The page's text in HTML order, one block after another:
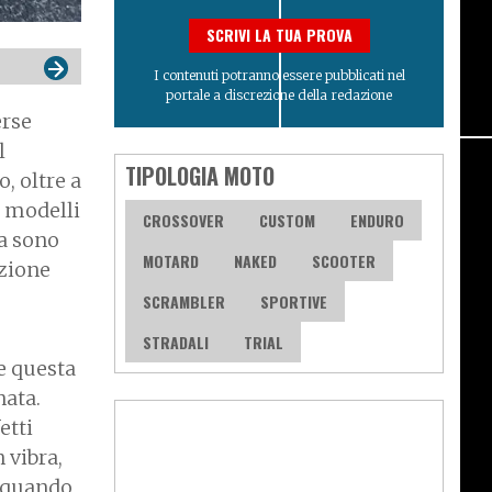
oltre a
modelli
sono
questa
vibra,
SCRIVI LA TUA PROVA
I contenuti potranno essere pubblicati nel
portale a discrezione della redazione
TIPOLOGIA MOTO
CROSSOVER CUSTOM
ENDURO
MOTARD
NAKED
SCOOTER
SCRAMBLER
SPORTIVE
STRADALI
TRIAL